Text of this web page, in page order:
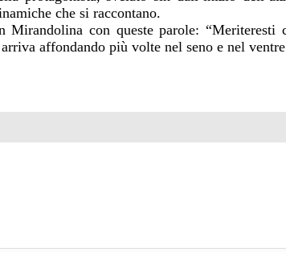
che si raccontano.
Mirandolina con queste parole:
affondando più volte nel seno e nel